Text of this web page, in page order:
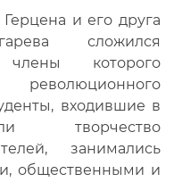
Герцена и его друга
сложился
члены которого
входившие в
творчество
занимались
общественными и